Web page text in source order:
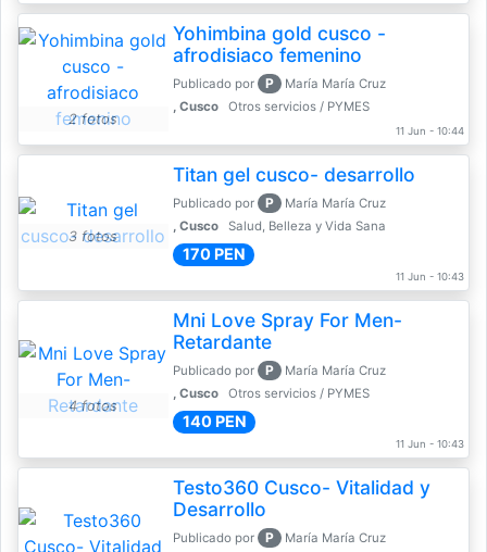
2 fotos
Yohimbina gold cusco -
afrodisiaco femenino
Publicado por P
María María Cruz
, Cusco
Otros servicios / PYMES
11 Jun - 10:44
3 fotos
Titan gel cusco- desarrollo
Publicado por P
María María Cruz
, Cusco
Salud, Belleza y Vida Sana
170 PEN
11 Jun - 10:43
4 fotos
Mni Love Spray For Men-
Retardante
Publicado por P
María María Cruz
, Cusco
Otros servicios / PYMES
140 PEN
11 Jun - 10:43
Testo360 Cusco- Vitalidad y
Desarrollo
Publicado por P
María María Cruz